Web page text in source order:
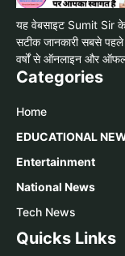
यह वेबसाइट Sumit Sir के
सटीक जानकारी सबसे
वर्षों से ऑनलाइन और
Categories
Home
EDUCATIONAL
Entertainment
National News
Tech News
Quicks Links